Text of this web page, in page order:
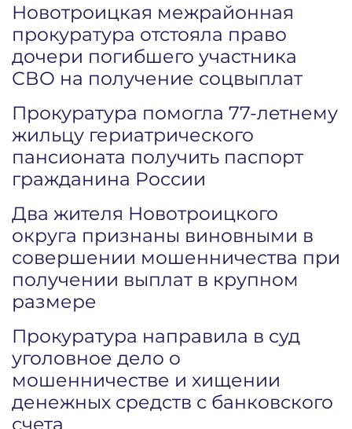
Новотроицкая межрайонная
прокуратура отстояла право
дочери погибшего участника
СВО на получение соцвыплат
Прокуратура помогла 77-летнему
жильцу гериатрического
пансионата получить паспорт
гражданина России
Два жителя Новотроицкого
округа признаны виновными в
совершении мошенничества при
получении выплат в крупном
размере
Прокуратура направила в суд
уголовное дело о
мошенничестве и хищении
денежных средств с банковского
счета